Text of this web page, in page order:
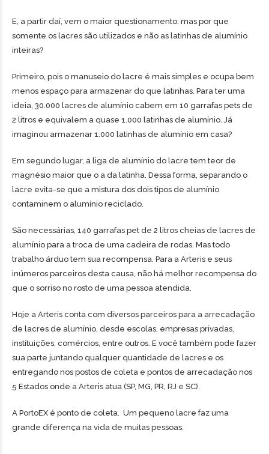
E, a partir daí, vem o maior questionamento: mas por que
somente os lacres são utilizados e não as latinhas de alumínio
inteiras?
Primeiro, pois o manuseio do lacre é mais simples e ocupa bem
menos espaço para armazenar do que latinhas. Para ter uma
ideia, 30.000 lacres de alumínio cabem em 10 garrafas pets de
2 litros e equivalem a quase 1.000 latinhas de alumínio. Já
imaginou armazenar 1.000 latinhas de alumínio em casa?
Em segundo lugar, a liga de alumínio do lacre tem teor de
magnésio maior que o a da latinha. Dessa forma, separando o
lacre evita-se que a mistura dos dois tipos de alumínio
contaminem o alumínio reciclado.
São necessárias, 140 garrafas pet de 2 litros cheias de lacres de
alumínio para a troca de uma cadeira de rodas. Mas todo
trabalho árduo tem sua recompensa. Para a Arteris e seus
inúmeros parceiros desta causa, não há melhor recompensa do
que o sorriso no rosto de uma pessoa atendida.
Hoje a Arteris conta com diversos parceiros para a arrecadação
de lacres de alumínio, desde escolas, empresas privadas,
instituições, comércios, entre outros. E você também pode fazer
sua parte juntando qualquer quantidade de lacres e os
entregando nos postos de coleta e pontos de arrecadação nos
5 Estados onde a Arteris atua (SP, MG, PR, RJ e SC).
A PortoEX é ponto de coleta. Um pequeno lacre faz uma
grande diferença na vida de muitas pessoas.